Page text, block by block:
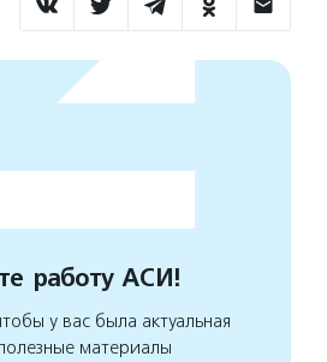
работу АСИ!
у вас была актуальная
материалы